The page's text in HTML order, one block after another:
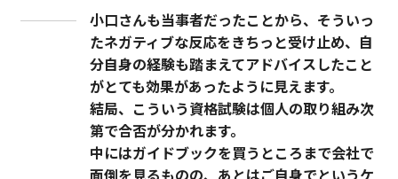
小口さんも当事者だったことから、そういっ
たネガティブな反応をきちっと受け止め、自
分自身の経験も踏まえてアドバイスしたこと
がとても効果があったように見えます。
結局、こういう資格試験は個人の取り組み次
第で合否が分かれます。
中にはガイドブックを買うところまで会社で